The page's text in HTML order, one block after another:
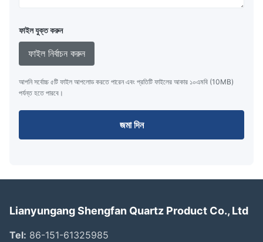
ফাইল যুক্ত করুন
ফাইল নির্বাচন করুন
আপনি সর্বোচ্চ ৫টি ফাইল আপলোড করতে পারেন এবং প্রতিটি ফাইলের আকার ১০এমবি (10MB)
পর্যন্ত হতে পারবে।
জমা দিন
Lianyungang Shengfan Quartz Product Co., Ltd
Tel: 86-151-61325985